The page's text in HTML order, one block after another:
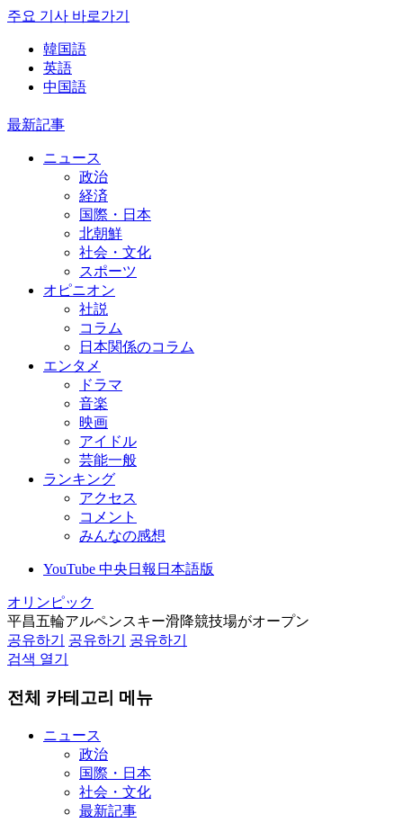
주요 기사 바로가기
韓国語
英語
中国語
最新記事
ニュース
政治
経済
国際・日本
北朝鮮
社会・文化
スポーツ
オピニオン
社説
コラム
日本関係のコラム
エンタメ
ドラマ
音楽
映画
アイドル
芸能一般
ランキング
アクセス
コメント
みんなの感想
YouTube 中央日報日本語版
オリンピック
平昌五輪アルペンスキー滑降競技場がオープン
공유하기
공유하기
공유하기
검색 열기
전체 카테고리 메뉴
ニュース
政治
国際・日本
社会・文化
最新記事